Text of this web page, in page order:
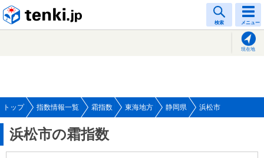
検索 メニュー
現在地
トップ 指数情報一覧 霜指数 東海地方 静岡県 浜松市
浜松市の霜指数